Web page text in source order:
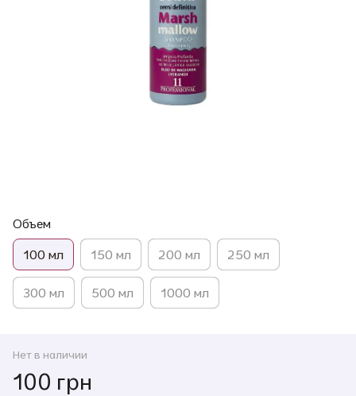
Объем
100 мл 150 мл 200 мл 250 мл
300 мл 500 мл 1000 мл
Нет в наличии
100 грн